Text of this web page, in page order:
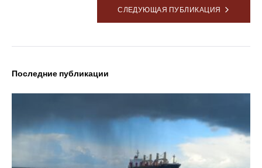
СЛЕДУЮЩАЯ ПУБЛИКАЦИЯ